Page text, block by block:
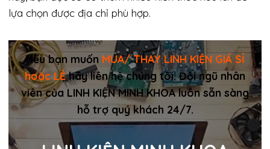
lựa chọn được địa chỉ phù hợp.
Nếu bạn muốn MUA/ THAY LINH KIỆN GIÁ SỈ
hoặc LẺhãy liên hệ chúng tôi. Đội ngũ nhân
viên của LINH KIỆN MINH KHOA luôn sẵn sàng
hỗ trợ quý khách 24/7.